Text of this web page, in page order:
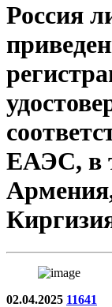
Россия
ЕАЭС, в
02.04.2025 11641